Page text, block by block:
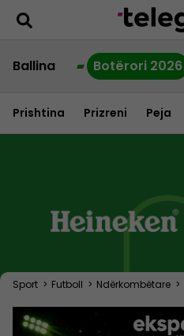
Ballina Botërori 2026
Prishtina Prizreni Peja
Sport > Futboll > Ndërkombëtare >